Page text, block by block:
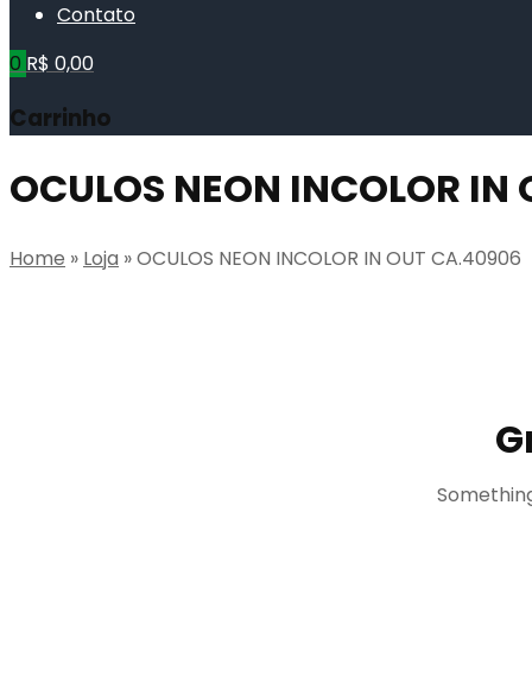
Contato
0 R$ 0,00
Carrinho
OCULOS NEON INCOLOR
Home » Loja »OCULOS NEON INCOLOR IN OUT CA.40906